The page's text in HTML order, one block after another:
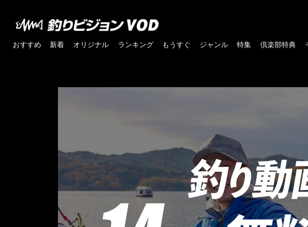
おすすめ 新着 オリジナル ランキング もうすぐ ジャンル 特集 倶楽部特典